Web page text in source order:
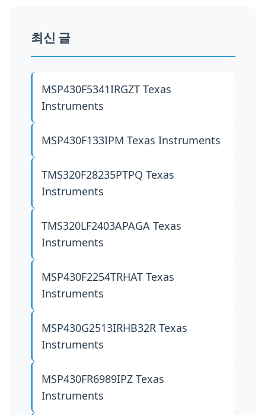
최신 글
MSP430F5341IRGZTTexas
Instruments
MSP430F133IPMTexas Instruments
TMS320F28235PTPQTexas
Instruments
TMS320LF2403APAGATexas
Instruments
MSP430F2254TRHATTexas
Instruments
MSP430G2513IRHB32RTexas
Instruments
MSP430FR6989IPZTexas
Instruments